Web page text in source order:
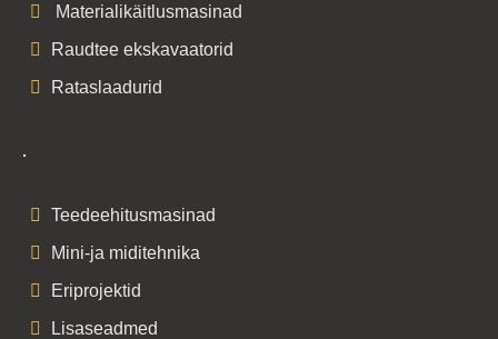
Materialikäitlusmasinad
Raudtee ekskavaatorid
Rataslaadurid
.
Teedeehitusmasinad
Mini-ja miditehnika
Eriprojektid
Lisaseadmed